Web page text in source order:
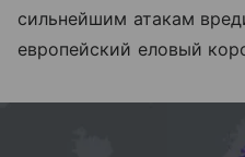
сильнейшим атакам
европейский еловый